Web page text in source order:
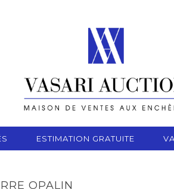
ESTIMATION GRATUITE
OPALIN